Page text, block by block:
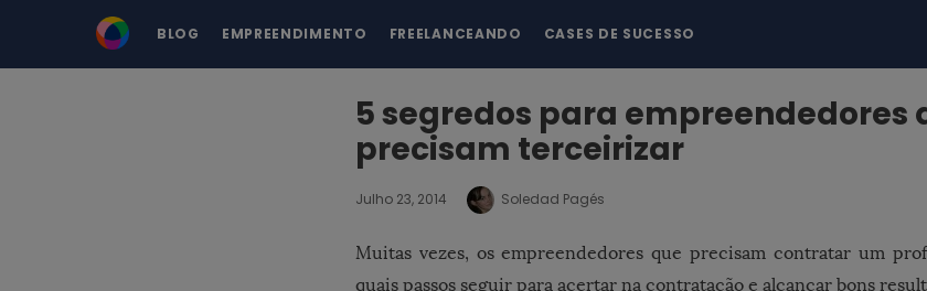
BLOG EMPREENDIMENTO FREELANCEANDO CASES DE SUCESSO
5 segredos para empreendedores
precisam terceirizar
Julho 23, 2014 Soledad Pagés
Muitas vezes, os empreendedores que precisam contratar um
quais passos seguir para acertar na contratação e alcançar bons